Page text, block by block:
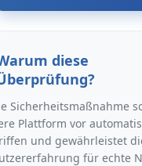
diese
Sicherheitsmaßnahme
Plattform vor
und gewährleistet
für echte